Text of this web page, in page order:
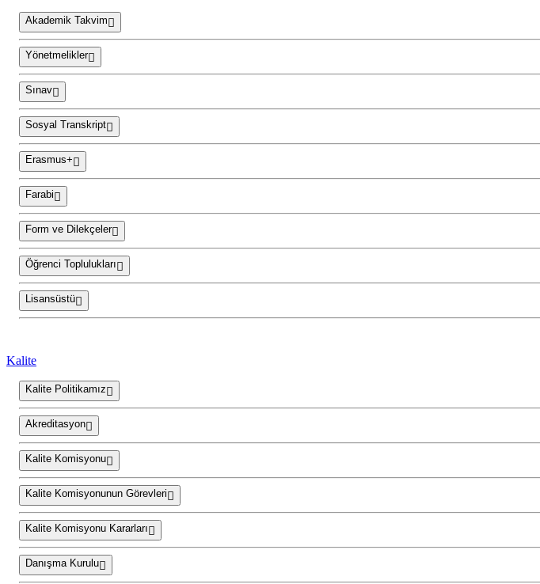
Akademik Takvim
Yönetmelikler
Sınav
Sosyal Transkript
Erasmus+
Farabi
Form ve Dilekçeler
Öğrenci Toplulukları
Lisansüstü
Kalite
Kalite Politikamız
Akreditasyon
Kalite Komisyonu
Kalite Komisyonunun Görevleri
Kalite Komisyonu Kararları
Danışma Kurulu